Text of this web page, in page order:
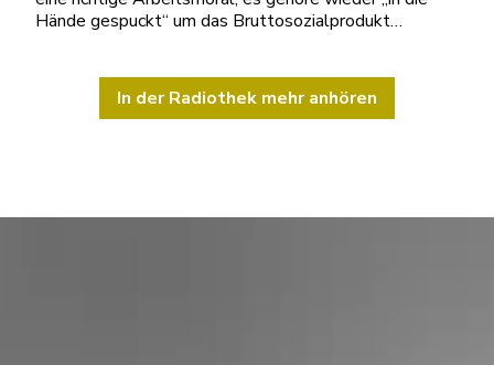
Hände gespuckt“ um das Bruttosozialprodukt…
In der Radiothek mehr anhören